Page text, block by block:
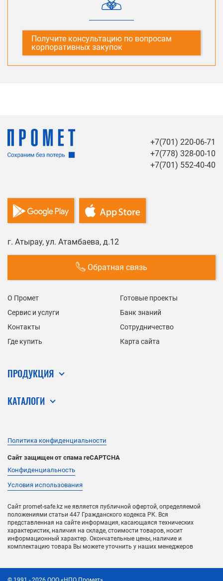
Получите консультацию по вопросам
корпоративных закупок
+7(701) 220-06-71
+7(778) 328-00-10
+7(701) 552-40-40
г. Атырау, ул. Атамбаева, д.12
Обратная связь
О Промет
Готовые проекты
Сервис и услуги
Банк знаний
Контакты
Сотрудничество
Где купить
Карта сайта
ПРОДУКЦИЯ
КАТАЛОГИ
Политика конфиденциальности
Сайт защищен от спама reCAPTCHA
Конфиденциальность
Условия использования
Сайт promet-safe.kz не является публичной офертой, определяемой
положениями статьи 447 Гражданского кодекса РК. Вся
представленная на сайте информация, касающаяся технических
характеристик, наличия на складе, стоимости товаров, носит
информационный характер. Окончательные цены, наличие и
комплектацию товара Вы можете уточнить у наших менеджеров